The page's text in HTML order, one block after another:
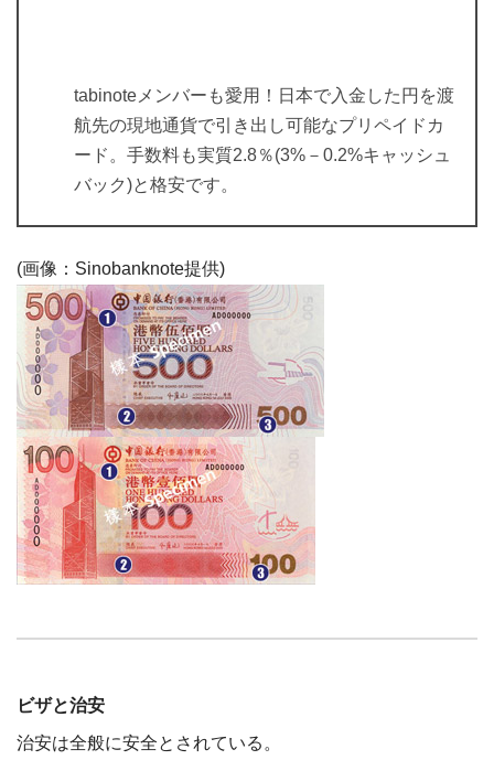
tabinoteメンバーも愛用！日本で入金した円を渡
航先の現地通貨で引き出し可能なプリペイドカ
ード。手数料も実質2.8％(3%－0.2%キャッシュ
バック)と格安です。
(画像：Sinobanknote提供)
ビザと治安
治安は全般に安全とされている。